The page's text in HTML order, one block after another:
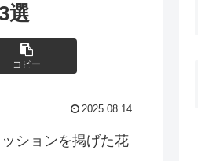
選
コピー
2025.08.14
ションを掲げた花